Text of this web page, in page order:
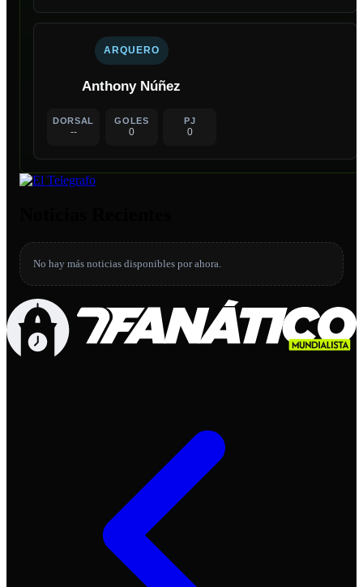
ARQUERO
Anthony Núñez
DORSAL
--
GOLES
0
PJ
0
No hay más noticias disponibles por ahora.